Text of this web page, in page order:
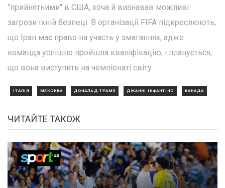
"прийнятними" в США, хоча й визнавав можливі
загрози їхній безпеці. В організації FIFA підкреслюють,
що Іран має право на участь у змаганнях, адже
команда успішно пройшла кваліфікацію, і планується,
що вона виступить на чемпіонаті світу.
ІТАЛІЯ МЕКСИКА ДОНАЛЬД ТРАМП ДЖАННІ ІНФАНТІНО КАНАДА
ЧИТАЙТЕ ТАКОЖ